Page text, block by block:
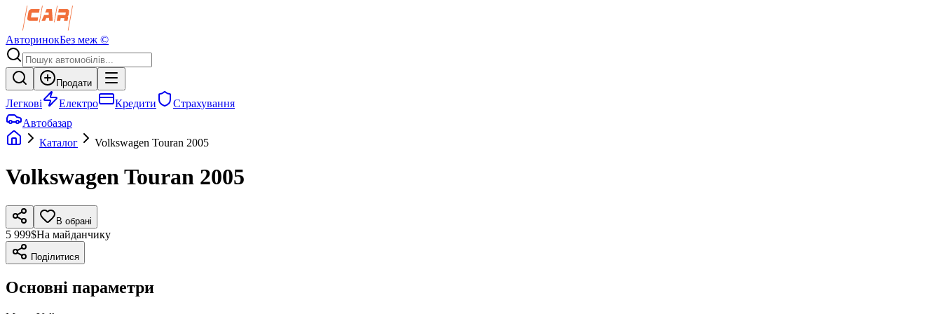
АвторинокБез меж ©
Продати
Легкові Електро Кредити
Страхування
Автобазар
Каталог
Volkswagen Touran 2005
VolkswagenTouran 2005
В обрані
5 999$На майданчику
Поділитися
Основні параметри